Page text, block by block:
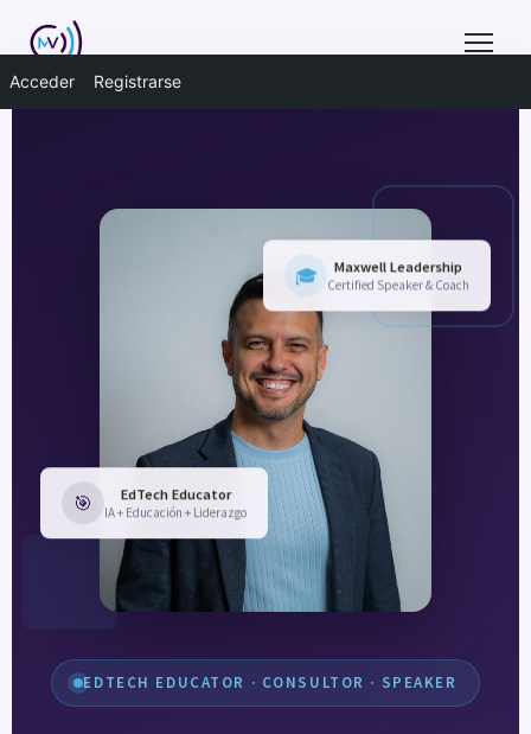
Acceder Registrarse
EDTECH EDUCATOR · CONSULTOR · SPEAKER
🎓 Maxwell Leadership
Certified Speaker & Coach
🎯 EdTech Educator
IA + Educación + Liderazgo